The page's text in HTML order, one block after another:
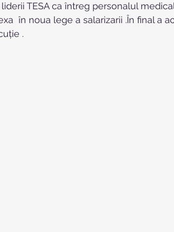
TESA ca întreg personalul
în noua lege a salarizarii .În final a
.